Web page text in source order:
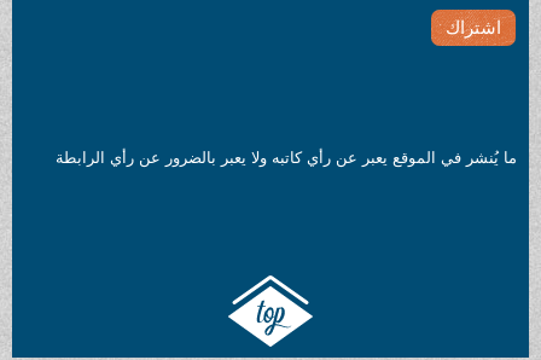
عن رأي كاتبه ولا يعبر بالضرور عن رأي الرابطة